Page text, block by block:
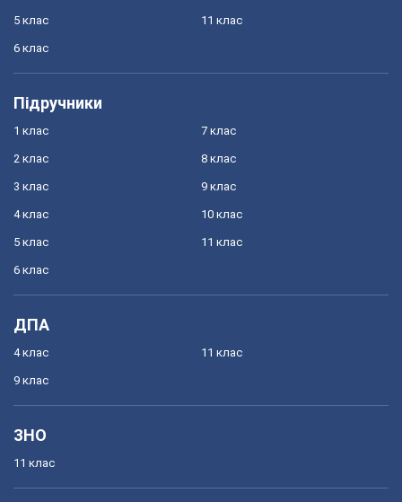
5 клас
6 клас
11 клас
Підручники
1 клас
2 клас
3 клас
4 клас
5 клас
6 клас
7 клас
8 клас
9 клас
10 клас
11 клас
ДПА
4 клас
9 клас
11 клас
ЗНО
11 клас